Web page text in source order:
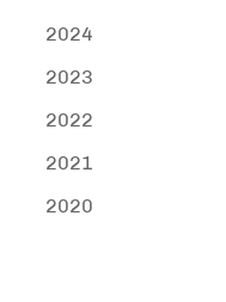
2024
2023
2022
2021
2020